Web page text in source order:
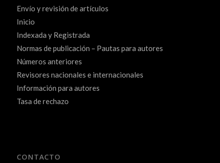
Envío y revisión de artículos
Inicio
Indexada y Registrada
Normas de publicación – Pautas para autores
Números anteriores
Revisores nacionales e internacionales
Información para autores
Tasa de rechazo
CONTACTO